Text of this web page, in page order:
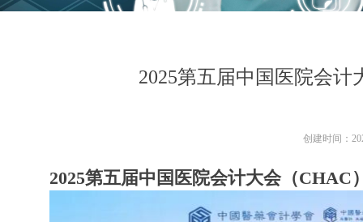
2025第五届中国医院会计
2025第五届中国医院会计大会（CHAC
创建时间：